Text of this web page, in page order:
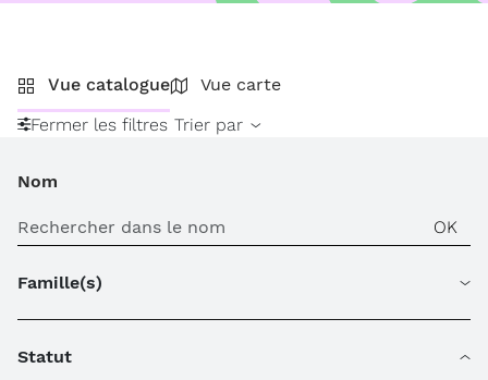
Vue catalogue
Vue carte
Fermer les filtres Trier par
Nom
Famille(s)
Statut